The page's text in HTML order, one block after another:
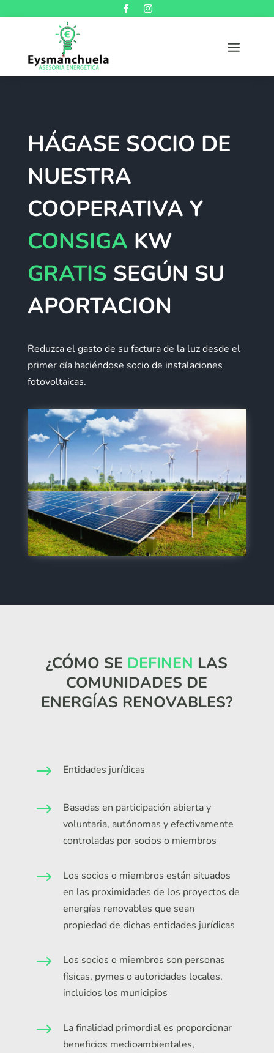
HÁGASE SOCIO DE
NUESTRA
COOPERATIVA Y
CONSIGA KW
GRATIS SEGÚN SU
APORTACION
Reduzca el gasto de su factura de la luz desde el
primer día haciéndose socio de instalaciones
fotovoltaicas.
¿CÓMO SE DEFINEN LAS
COMUNIDADES DE
ENERGÍAS RENOVABLES?
$ Entidades jurídicas
$
Basadas en participación abierta y
voluntaria, autónomas y efectivamente
controladas por socios o miembros
$
Los socios o miembros están situados
en las proximidades de los proyectos de
energías renovables que sean
propiedad de dichas entidades jurídicas
$
Los socios o miembros son personas
físicas, pymes o autoridades locales,
incluidos los municipios
$
La finalidad primordial es proporcionar
beneficios medioambientales,